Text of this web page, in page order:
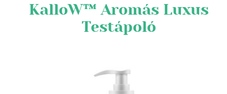
KalloW™ Aromás Luxus
Testápoló